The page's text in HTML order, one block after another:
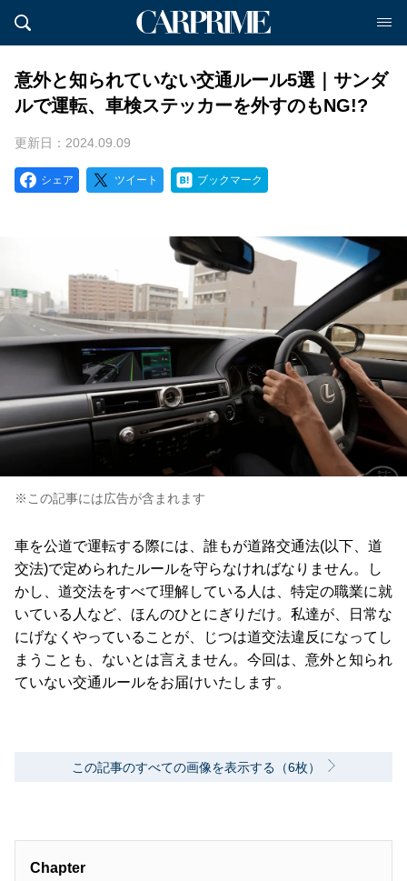
意外と知られていない交通ルール5選｜サンダ
ルで運転、車検ステッカーを外すのもNG!?
更新日：2024.09.09
シェア ツイート ブックマーク
※この記事には広告が含まれます
車を公道で運転する際には、誰もが道路交通法(以下、道
交法)で定められたルールを守らなければなりません。し
かし、道交法をすべて理解している人は、特定の職業に就
いている人など、ほんのひとにぎりだけ。私達が、日常な
にげなくやっていることが、じつは道交法違反になってし
まうことも、ないとは言えません。今回は、意外と知られ
ていない交通ルールをお届けいたします。
この記事のすべての画像を表示する（6枚）
Chapter